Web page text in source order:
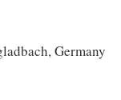
Germany